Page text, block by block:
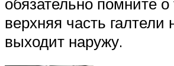
верхняя часть галтели
выходит наружу.